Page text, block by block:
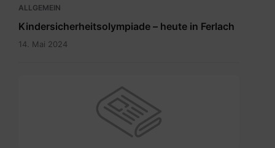
ALLGEMEIN
Kindersicherheitsolympiade – heute in Ferlach
14. Mai 2024